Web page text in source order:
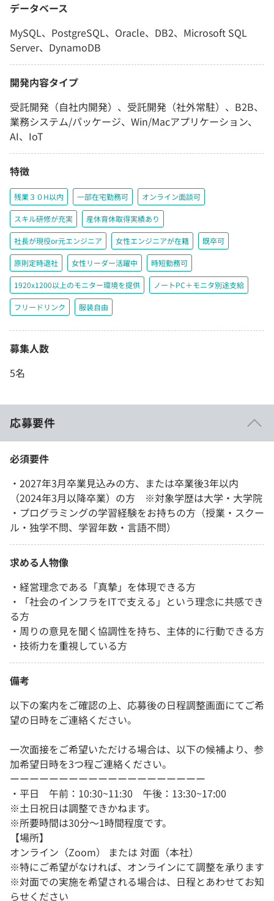
データベース
MySQL、PostgreSQL、Oracle、DB2、Microsoft SQL
Server、DynamoDB
開発内容タイプ
受託開発（自社内開発）、受託開発（社外常駐）、B2B、
業務システム/パッケージ、Win/Macアプリケーション、
AI、IoT
特徴
残業３０H以内 一部在宅勤務可 オンライン面談可
スキル研修が充実 産休育休取得実績あり
社長が現役or元エンジニア 女性エンジニアが在籍 既卒可
原則定時退社 女性リーダー活躍中 時短勤務可
1920x1200以上のモニター環境を提供 ノートPC＋モニタ別途支給
フリードリンク 服装自由
募集人数
5名
応募要件
必須要件
・2027年3月卒業見込みの方、または卒業後3年以内
（2024年3月以降卒業）の方 ※対象学歴は大学・大学院
・プログラミングの学習経験をお持ちの方（授業・スクー
ル・独学不問、学習年数・言語不問）
求める人物像
・経営理念である「真摯」を体現できる方
・「社会のインフラをITで支える」という理念に共感でき
る方
・周りの意見を聞く協調性を持ち、主体的に行動できる方
・技術力を重視している方
備考
以下の案内をご確認の上、応募後の日程調整画面にてご希
望の日時をご連絡ください。
一次面接をご希望いただける場合は、以下の候補より、参
加希望日時を3つ程ご連絡ください。
ーーーーーーーーーーーーーーーーーーーー
・平日 午前：10:30~11:30 午後：13:30~17:00
※土日祝日は調整できかねます。
※所要時間は30分～1時間程度です。
【場所】
オンライン（Zoom） または 対面（本社）
※特にご希望がなければ、オンラインにて調整を承ります
※対面での実施を希望される場合は、日程とあわせてお知
らせください